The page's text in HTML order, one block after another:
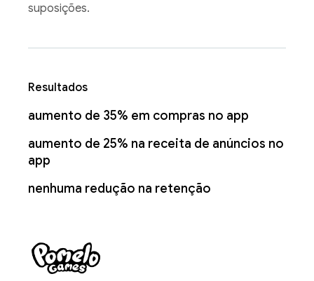
suposições.
Resultados
aumento de 35% em compras no app
aumento de 25% na receita de anúncios no
app
nenhuma redução na retenção